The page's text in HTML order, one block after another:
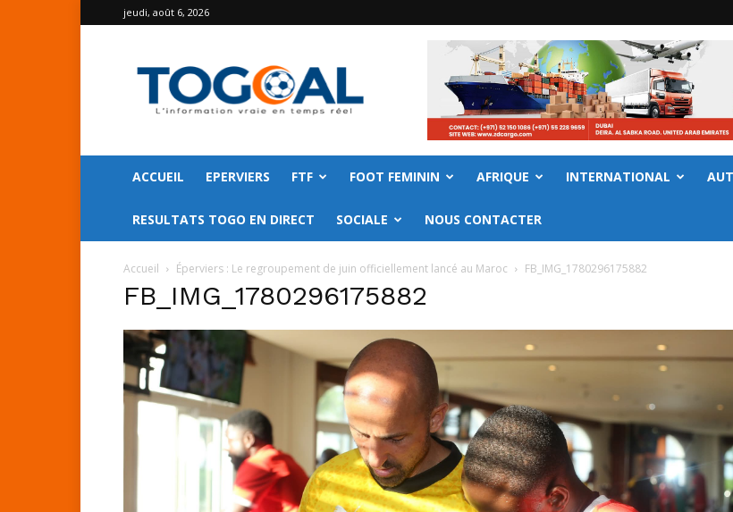
jeudi, août 6, 2026
GOAL
ACCUEIL EPERVIERS FTF FOOT FEMININ AFRIQUE INTERNATIONAL
RESULTATS TOGO EN DIRECT SOCIALE NOUS CONTACTER
Accueil Éperviers : Le regroupement de juin officiellement lancé au Maroc FB_IMG_1780296175882
FB_IMG_1780296175882